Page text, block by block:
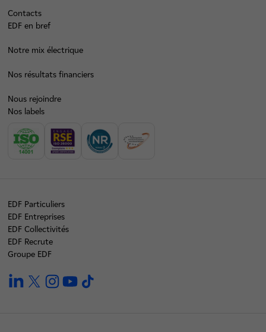
Contacts
EDF en bref
Notre mix électrique
Nos résultats financiers
Nous rejoindre
Nos labels
EDF Particuliers
EDF Entreprises
EDF Collectivités
EDF Recrute
Groupe EDF
linkedintwitterinstagramyoutube